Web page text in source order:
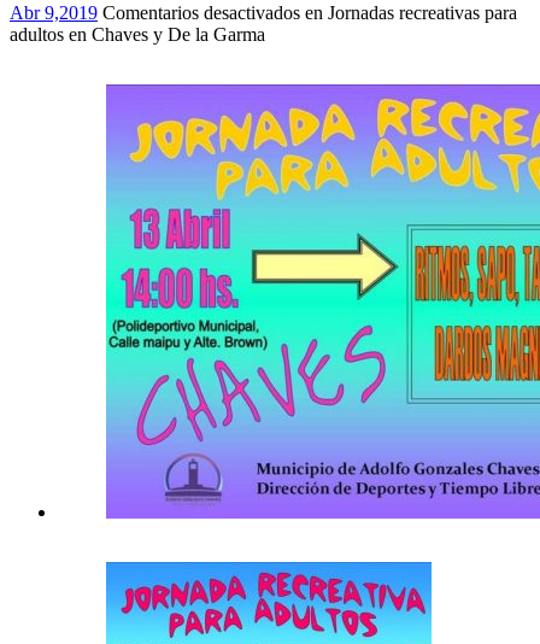
Abr 9,2019 Comentarios desactivados en Jornadas recreativas para
adultos en Chaves y De la Garma